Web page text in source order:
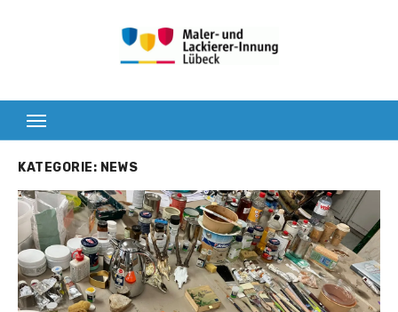
KATEGORIE: NEWS